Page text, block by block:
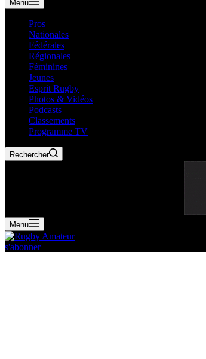
Menu
Pros
Nationales
Fédérales
Régionales
Féminines
Jeunes
Esprit Rugby
Photos & Vidéos
Podcasts
Classements
Programme TV
Rechercher
Menu
s'abonner